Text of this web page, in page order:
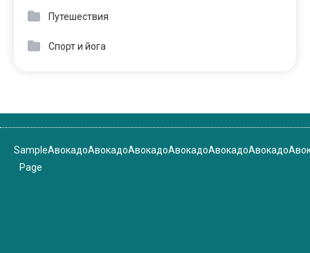
Путешествия
Спорт и йога
Sample
Page
АвокадоАвокадоАвокадоАвокадоАвокадоАвокадо